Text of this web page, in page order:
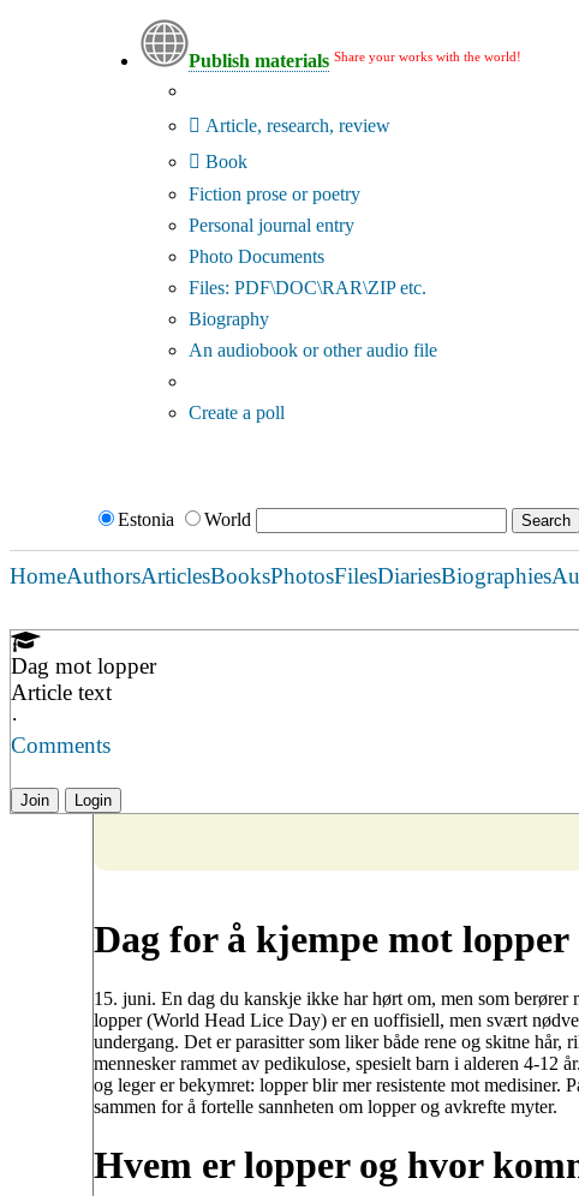
Publish materials Share your works with the world!
Article, research, review
Book
Fiction prose or poetry
Personal journal entry
Photo Documents
Files: PDF\DOC\RAR\ZIP etc.
Biography
An audiobook or other audio file
Create a poll
Estonia World
HomeAuthorsArticlesBooksPhotosFilesDiariesBiographies
Dag mot lopper
Article text
·
Comments
Join Login
Dag for å kjempe mot lopper
15. juni. En dag du kanskje ikke har hørt om, men som
lopper (World Head Lice Day) er en uoffisiell, men svært
undergang. Det er parasitter som liker både rene og skitne
mennesker rammet av pedikulose, spesielt barn i alderen 4-12
og leger er bekymret: lopper blir mer resistente mot medisiner.
sammen for å fortelle sannheten om lopper og avkrefte myter.
Hvem er lopper og hvor